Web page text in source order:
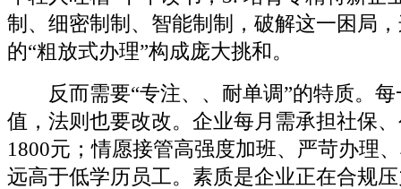
制、细密制制、智能制制，破解这一困局
的“粗放式办理”构成庞大挑和。
反而需要“专注、、耐单调”的特质。每
值，法则也要改改。企业每月需承担社保
1800元；情愿接管高强度加班、严苛办理
远高于低学历员工。素质是企业正在合规